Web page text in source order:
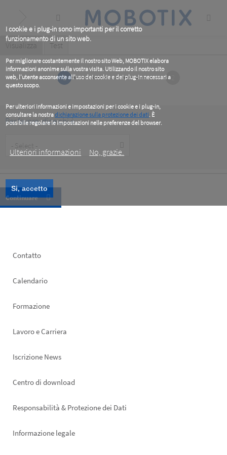
I cookie e i plug-in sono importanti per il corretto
funzionamento di un sito web.
Per migliorare costantemente il nostro sito Web, MOBOTIX elabora
informazioni anonime sulla vostra visita. Utilizzando il nostro sito
web, l'utente acconsente all'uso dei cookie e dei plug-in necessari a
questo scopo.
Per ulteriori informazioni e impostazioni per i cookie e i plug-in,
consultare la nostradichiarazione sulla protezione dei dati. È
possibile regolare le impostazioni nelle preferenze del browser.
Ulteriori informazioni
No, grazie.
Si, accetto
content
Primary
tabs
Visualizza (active
Test
1
Per favore, dice chi è
Type
Footer
Contatto
Calendario
Formazione
Lavoro e Carriera
Iscrizione News
Footer
Centro di download
Responsabilità & Protezione dei Dati
Informazione legale